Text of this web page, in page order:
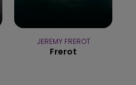
JEREMY FREROT
Frerot